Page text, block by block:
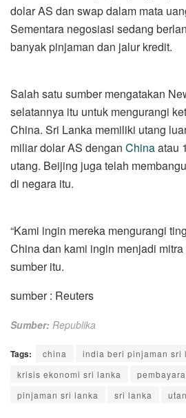
dolar AS dan swap dalam mata
Sementara negosiasi sedang
banyak pinjaman dan jalur kredit.
Salah satu sumber mengatakan
selatannya itu untuk mengurangi
China. Sri Lanka memiliki utang
miliar dolar AS dengan Chinaatau
utang. Beijing juga telah
di negara itu.
“Kami ingin mereka mengurangi
China dan kami ingin menjadi mitra
sumber itu.
sumber : Reuters
Sumber: Republika
Tags: china
india beri pinjaman sri
krisis ekonomi sri lanka
pinjaman sri lanka
sri lanka